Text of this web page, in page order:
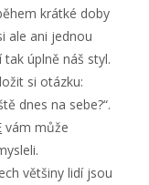
krátké doby
ale ani jednou
úplně náš styl.
si otázku:
dnes na sebe?“.
vám může
většiny lidí jsou